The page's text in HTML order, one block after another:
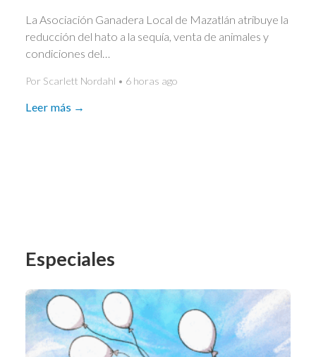
La Asociación Ganadera Local de Mazatlán atribuye la
reducción del hato a la sequía, venta de animales y
condiciones del…
Por Scarlett Nordahl • 6 horas ago
Leer más →
Especiales